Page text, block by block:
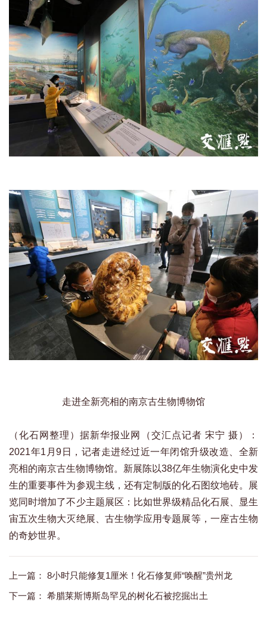
走进全新亮相的南京古生物博物馆
（化石网整理）据新华报业网（交汇点记者 宋宁 摄）：
2021年1月9日，记者走进经过近一年闭馆升级改造、全新
亮相的南京古生物博物馆。新展陈以38亿年生物演化史中发
生的重要事件为参观主线，还有定制版的化石图纹地砖。展
览同时增加了不少主题展区：比如世界级精品化石展、显生
宙五次生物大灭绝展、古生物学应用专题展等，一座古生物
的奇妙世界。
上一篇： 8小时只能修复1厘米！化石修复师“唤醒”贵州龙
下一篇： 希腊莱斯博斯岛罕见的树化石被挖掘出土